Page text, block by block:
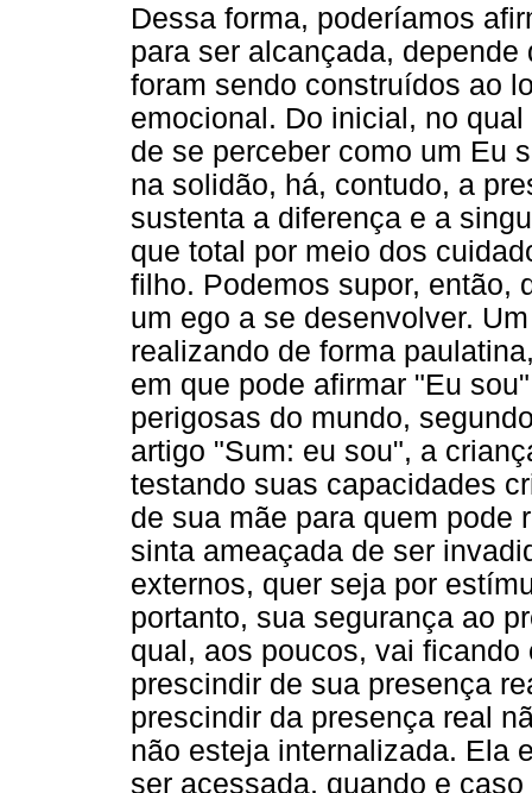
Dessa forma, poderíamos
para ser alcançada,
foram sendo construídos ao
emocional. Do inicial, no
de se perceber como um Eu
na solidão, há, contudo, a
sustenta a diferença e a
que total por meio dos
filho. Podemos supor, então,
um ego a se desenvolver.
realizando de forma
em que pode afirmar "Eu
perigosas do mundo,
artigo "Sum: eu sou", a
testando suas capacidades
de sua mãe para quem pode
sinta ameaçada de ser
externos, quer seja por
portanto, sua segurança ao
qual, aos poucos, vai
prescindir de sua presença
prescindir da presença real
não esteja internalizada. Ela
ser acessada, quando e